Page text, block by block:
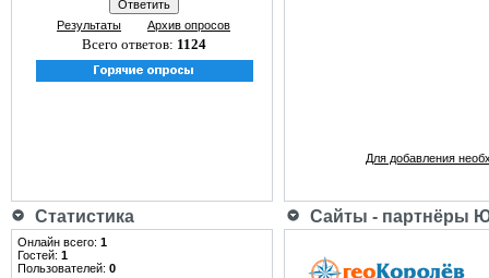
Результаты Архив опросов
Всего ответов: 1124
Для добавления
Статистика Сайты - партнёры
Онлайн всего: 1
Гостей: 1
Пользователей: 0